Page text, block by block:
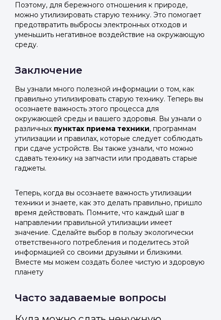
Поэтому, для бережного отношения к природе,
можно утилизировать старую технику. Это помогает
предотвратить выбросы электронных отходов и
уменьшить негативное воздействие на окружающую
среду.
Заключение
Вы узнали много полезной информации о том, как
правильно утилизировать старую технику. Теперь вы
осознаете важность этого процесса для
окружающей среды и вашего здоровья. Вы узнали о
различных пунктах приема техники, программам
утилизации и правилах, которые следует соблюдать
при сдаче устройств. Вы также узнали, что можно
сдавать технику на запчасти или продавать старые
гаджеты.
Теперь, когда вы осознаете важность утилизации
техники и знаете, как это делать правильно, пришло
время действовать. Помните, что каждый шаг в
направлении правильной утилизации имеет
значение. Сделайте выбор в пользу экологически
ответственного потребления и поделитесь этой
информацией со своими друзьями и близкими.
Вместе мы можем создать более чистую и здоровую
планету
Часто задаваемые вопросы